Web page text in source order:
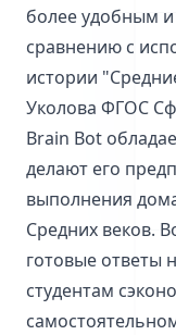
более удобным
сравнению с
истории
Уколова ФГОС
Brain Bot
делают его
выполнения
Средних веков.
готовые ответы
студентам